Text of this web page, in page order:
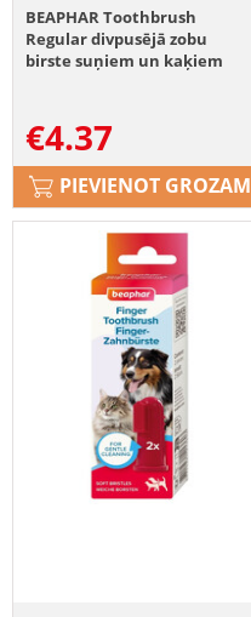
BEAPHAR Toothbrush
Regular divpusējā zobu
birste suņiem un kaķiem
€4.37
PIEVIENOT GROZAM